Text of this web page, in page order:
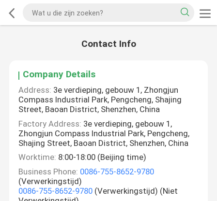
Contact Info
Company Details
Address: 3e verdieping, gebouw 1, Zhongjun
Compass Industrial Park, Pengcheng, Shajing
Street, Baoan District, Shenzhen, China
Factory Address: 3e verdieping, gebouw 1,
Zhongjun Compass Industrial Park, Pengcheng,
Shajing Street, Baoan District, Shenzhen, China
Worktime: 8:00-18:00 (Beijing time)
Business Phone: 0086-755-8652-9780
(Verwerkingstijd)
0086-755-8652-9780 (Verwerkingstijd) (Niet